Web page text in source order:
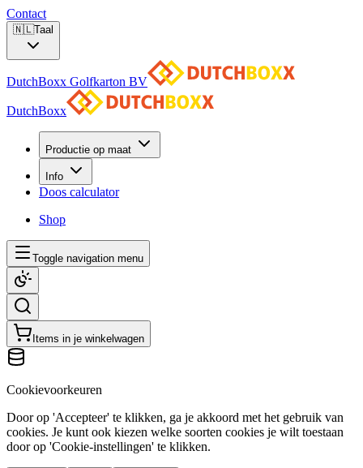
Contact
🇳🇱Taal
DutchBoxx Golfkarton BV
DutchBoxx
Productie op maat
Info
Doos calculator
Shop
Toggle navigation menu
Items in je winkelwagen
Cookievoorkeuren
Door op 'Accepteer' te klikken, ga je akkoord met het gebruik van
cookies. Je kunt ook kiezen welke soorten cookies je wilt toestaan
door op 'Cookie-instellingen' te klikken.